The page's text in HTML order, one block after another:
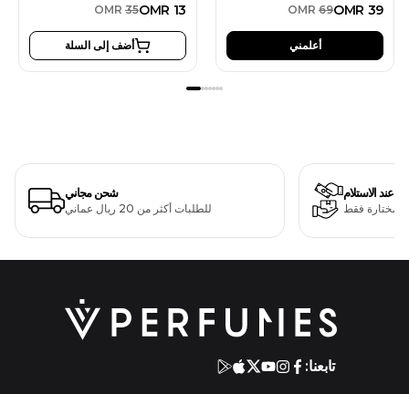
OMR 13
OMR 35
أضف إلى السلة
OMR 39
OMR 69
أعلمني
شحن مجاني
للطلبات أكثر من 20 ريال عماني
عند الاستلام
مختارة فقط
تابعنا: